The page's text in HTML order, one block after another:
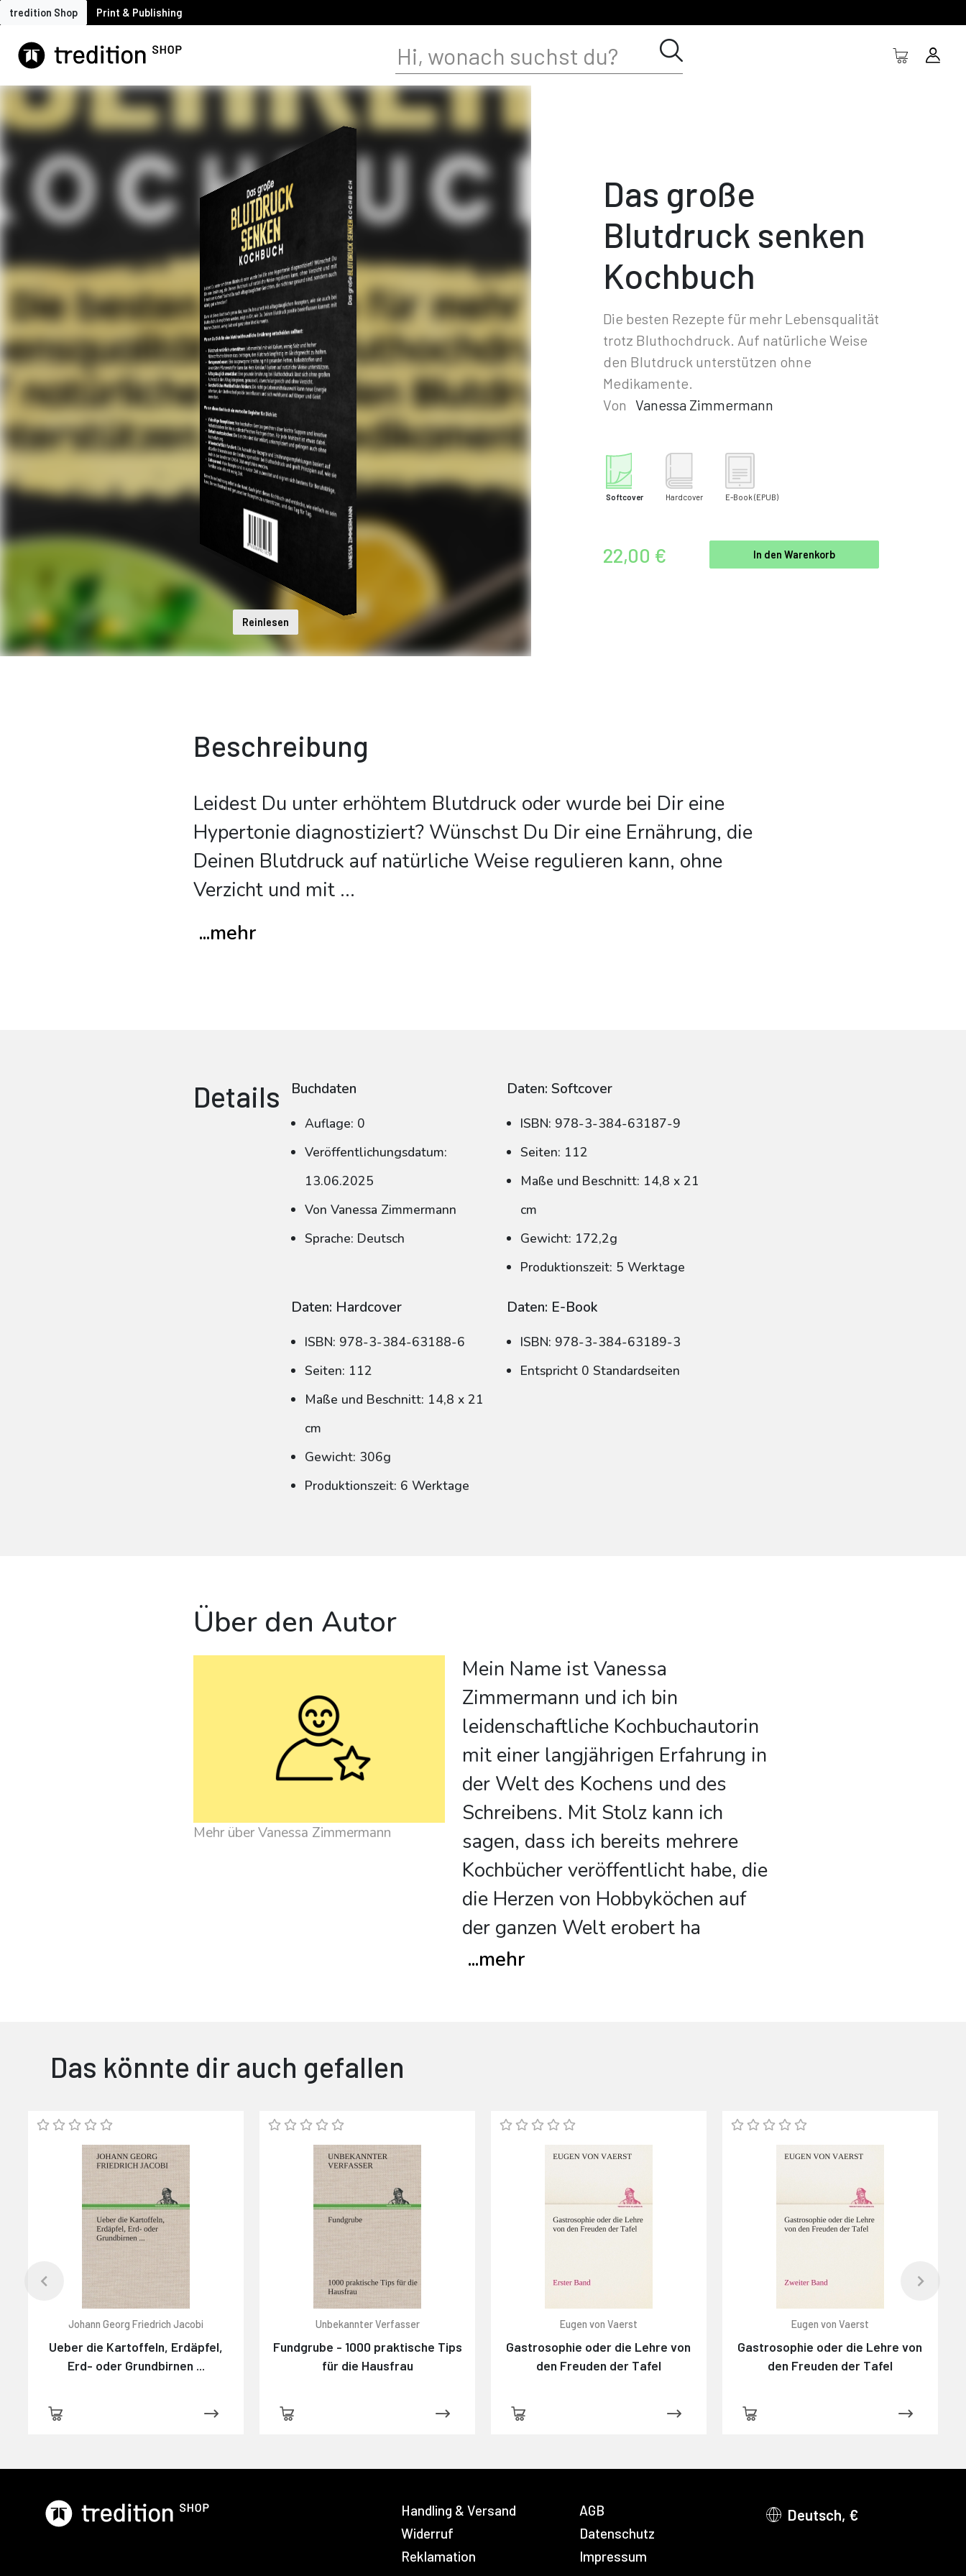
tredition Shop Print & Publishing
Reinlesen
Das große
Blutdruck senken
Kochbuch
Die besten Rezepte für mehr Lebensqualität
trotz Bluthochdruck. Auf natürliche Weise
den Blutdruck unterstützen ohne
Medikamente.
Von Vanessa Zimmermann
Softcover Hardcover E-Book (EPUB)
22,00 € In den Warenkorb
Beschreibung
Leidest Du unter erhöhtem Blutdruck oder wurde bei Dir eine
Hypertonie diagnostiziert? Wünschst Du Dir eine Ernährung, die
Deinen Blutdruck auf natürliche Weise regulieren kann, ohne
Verzicht und mit ...
...mehr
Details Buchdaten
Auflage: 0
Veröffentlichungsdatum:
13.06.2025
Von Vanessa Zimmermann
Sprache: Deutsch
Daten: Softcover
ISBN: 978-3-384-63187-9
Seiten: 112
Maße und Beschnitt: 14,8 x 21
cm
Gewicht: 172,2g
Produktionszeit: 5 Werktage
Daten: Hardcover
ISBN: 978-3-384-63188-6
Seiten: 112
Maße und Beschnitt: 14,8 x 21
cm
Gewicht: 306g
Produktionszeit: 6 Werktage
Daten: E-Book
ISBN: 978-3-384-63189-3
Entspricht 0 Standardseiten
Über den Autor
Mehr über Vanessa Zimmermann
Mein Name ist Vanessa
Zimmermann und ich bin
leidenschaftliche Kochbuchautorin
mit einer langjährigen Erfahrung in
der Welt des Kochens und des
Schreibens. Mit Stolz kann ich
sagen, dass ich bereits mehrere
Kochbücher veröffentlicht habe, die
die Herzen von Hobbyköchen auf
der ganzen Welt erobert ha
...mehr
Das könnte dir auch gefallen
Johann Georg Friedrich Jacobi
Ueber die Kartoffeln, Erdäpfel,
Erd- oder Grundbirnen ...
Unbekannter Verfasser
Fundgrube - 1000 praktische Tips
für die Hausfrau
Eugen von Vaerst
Gastrosophie oder die Lehre von
den Freuden der Tafel
Eugen von Vaerst
Gastrosophie oder die Lehre von
den Freuden der Tafel
Handling & Versand
Widerruf
Reklamation
AGB
Datenschutz
Impressum
Deutsch, €